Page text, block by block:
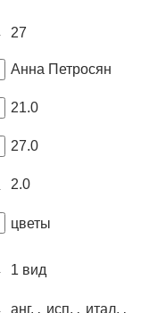
27
Анна Петросян
21.0
27.0
2.0
цветы
1 вид
анг. , исп. , итал. ,